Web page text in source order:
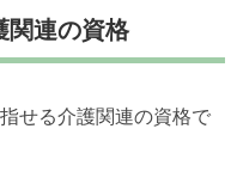
関連の資格
せる介護関連の資格で